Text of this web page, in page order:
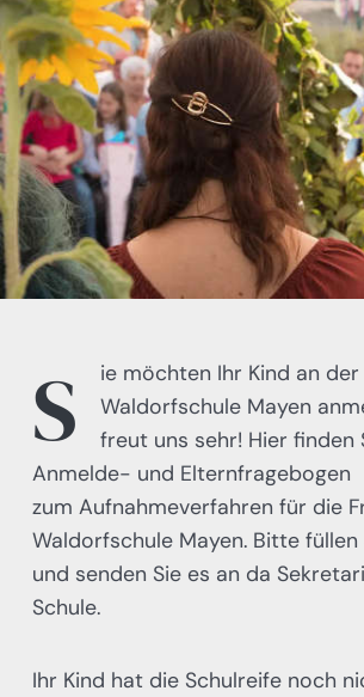
S
ie möchten Ihr Kind an der
Waldorfschule Mayen
freut uns sehr! Hier finden
Anmelde- und Elternfragebogen
zum Aufnahmeverfahren für die
Waldorfschule Mayen. Bitte füllen
und senden Sie es an da
Schule.
Ihr Kind hat die Schulreife noch